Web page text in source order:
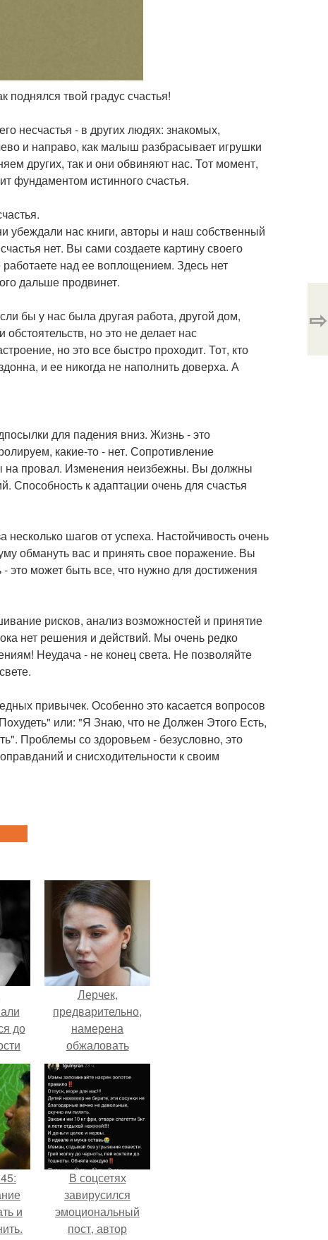
твой градус счастья!
несчастья - в других людях: знакомых,
и направо, как малыш разбрасывает игрушки
других, так и они обвиняют нас. Тот момент,
фундаментом истинного счастья.
убеждали нас книги, авторы и наш собственный
нет. Вы сами создаете картину своего
над ее воплощением. Здесь нет
дальше продвинет.
бы у нас была другая работа, другой дом,
но это не делает нас
но это все быстро проходит. Тот, кто
и ее никогда не наполнить доверха. А
для падения вниз. Жизнь - это
какие-то - нет. Сопротивление
на провал. Изменения неизбежны. Вы должны
Способность к адаптации очень для счастья
шагов от успеха. Настойчивость очень
обмануть вас и принять свое поражение. Вы
это может быть все, что нужно для достижения
рисков, анализ возможностей и принятие
нет решения и действий. Мы очень редко
Неудача - не конец света. Не позволяйте
привычек. Особенно это касается вопросов
или: "Я Знаю, что не Должен Этого Есть,
Проблемы со здоровьем - безусловно, это
и снисходительности к своим
⇨
до
Лерчек,
предварительно,
намерена
обжаловать
приговор.
и
В соцсетях
завирусился
эмоциональный
пост, автор